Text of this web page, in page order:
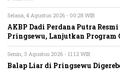
Selasa, 4 Agustus 2026 - 00:28 WIB
AKBP Dadi Perdana Putra
Pringsewu, Lanjutkan
Senin, 3 Agustus 2026 - 11:12 WIB
Balap Liar di Pringsewu